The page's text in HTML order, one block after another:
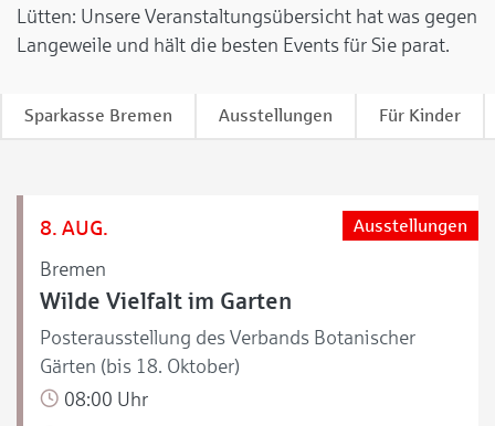
Lütten: Unsere Veranstaltungsübersicht hat was gegen
Langeweile und hält die besten Events für Sie parat.
Sparkasse Bremen Ausstellungen Für Kinder
8. AUG.
Bremen
Ausstellungen
Wilde Vielfalt im Garten
Posterausstellung des Verbands Botanischer
Gärten (bis 18. Oktober)
08:00 Uhr